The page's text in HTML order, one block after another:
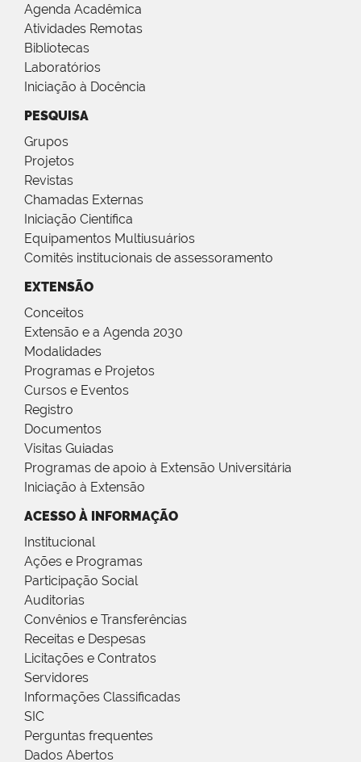
Agenda Acadêmica
Atividades Remotas
Bibliotecas
Laboratórios
Iniciação à Docência
PESQUISA
Grupos
Projetos
Revistas
Chamadas Externas
Iniciação Científica
Equipamentos Multiusuários
Comitês institucionais de assessoramento
EXTENSÃO
Conceitos
Extensão e a Agenda 2030
Modalidades
Programas e Projetos
Cursos e Eventos
Registro
Documentos
Visitas Guiadas
Programas de apoio à Extensão Universitária
Iniciação à Extensão
ACESSO À INFORMAÇÃO
Institucional
Ações e Programas
Participação Social
Auditorias
Convênios e Transferências
Receitas e Despesas
Licitações e Contratos
Servidores
Informações Classificadas
SIC
Perguntas frequentes
Dados Abertos